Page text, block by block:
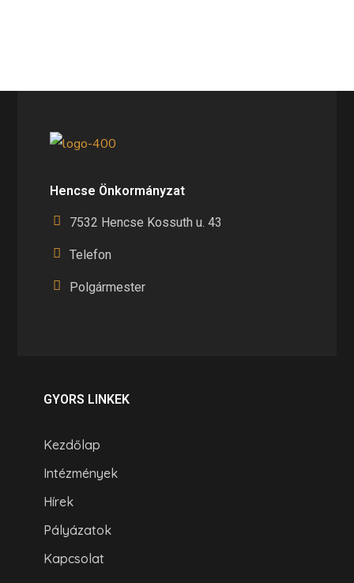
Hencse Önkormányzat
7532 Hencse Kossuth u. 43
Telefon
Polgármester
GYORS LINKEK
Kezdőlap
Intézmények
Hírek
Pályázatok
Kapcsolat